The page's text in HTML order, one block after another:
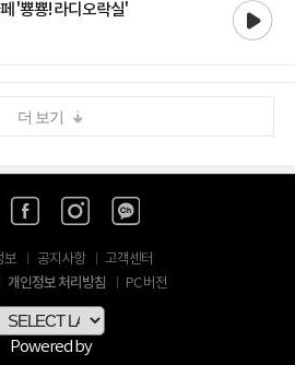
'뿅뿅! 라디오락실'
더 보기
보 공지사항
고객센터
개인정보 처리방침 PC 버전
Powered by